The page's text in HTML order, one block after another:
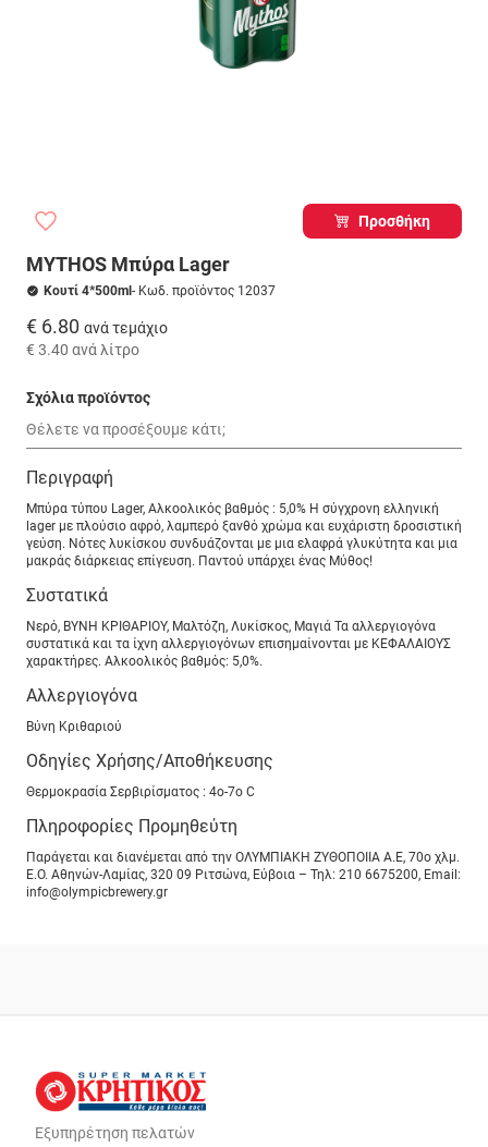
Προσθήκη
MYTHOS Μπύρα Lager
Κουτί 4*500ml - Κωδ. προϊόντος 12037
€ 6.80 ανά τεμάχιο
€ 3.40 ανά λίτρο
Σχόλια προϊόντος
Περιγραφή
Μπύρα τύπου Lager, Αλκοολικός βαθμός : 5,0% Η σύγχρονη ελληνική
lager με πλούσιο αφρό, λαμπερό ξανθό χρώμα και ευχάριστη δροσιστική
γεύση. Νότες λυκίσκου συνδυάζονται με μια ελαφρά γλυκύτητα και μια
μακράς διάρκειας επίγευση. Παντού υπάρχει ένας Μύθος!
Συστατικά
Νερό, ΒΥΝΗ ΚΡΙΘΑΡΙΟΥ, Μαλτόζη, Λυκίσκος, Μαγιά Τα αλλεργιογόνα
συστατικά και τα ίχνη αλλεργιογόνων επισημαίνονται με ΚΕΦΑΛΑΙΟΥΣ
χαρακτήρες. Αλκοολικός βαθμός: 5,0%.
Αλλεργιογόνα
Βύνη Kριθαριού
Οδηγίες Χρήσης/Αποθήκευσης
Θερμοκρασία Σερβιρίσματος : 4o-7o C
Πληροφορίες Προμηθεύτη
Παράγεται και διανέμεται από την ΟΛΥΜΠΙΑΚΗ ΖΥΘΟΠΟΙΙΑ Α.Ε, 70ο χλμ.
Ε.Ο. Αθηνών-Λαμίας, 320 09 Ριτσώνα, Εύβοια – Τηλ: 210 6675200, Email:
info@olympicbrewery.gr
Εξυπηρέτηση πελατών